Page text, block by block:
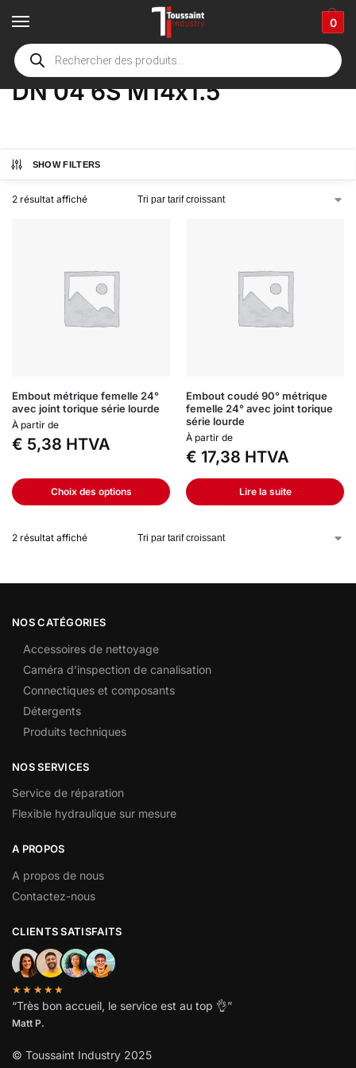
0
Accueil boutique / Product Options
DN 04 6S M14x1.5
SHOW FILTERS
2 résultat affiché
Embout métrique femelle 24°
avec joint torique série lourde
À partir de
€ 5,38 HTVA
Choix des options
Embout coudé 90° métrique
femelle 24° avec joint torique
série lourde
À partir de
€ 17,38 HTVA
Lire la suite
2 résultat affiché
NOS CATÉGORIES
Accessoires de nettoyage
Caméra d’inspection de canalisation
Connectiques et composants
Détergents
Produits techniques
NOS SERVICES
Service de réparation
Flexible hydraulique sur mesure
A PROPOS
A propos de nous
Contactez-nous
CLIENTS SATISFAITS
★★★★★
“Très bon accueil, le service est au top 👌”
Matt P.
© Toussaint Industry 2025